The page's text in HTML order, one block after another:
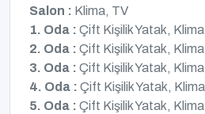
Salon : Klima, TV
1. Oda : Çift Kişilik Yatak,
2. Oda : Çift Kişilik Yatak,
3. Oda : Çift Kişilik Yatak,
4. Oda : Çift Kişilik Yatak,
5. Oda : Çift Kişilik Yatak, Klima